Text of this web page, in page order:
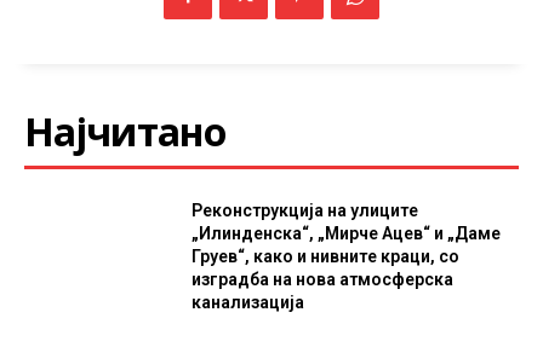
Најчитано
Реконструкција на улиците
„Илинденска“, „Мирче Ацев“ и „Даме
Груев“, како и нивните краци, со
изградба на нова атмосферска
канализација